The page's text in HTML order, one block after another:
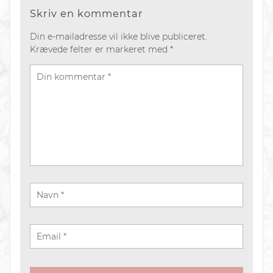
Skriv en kommentar
Din e-mailadresse vil ikke blive publiceret.
Krævede felter er markeret med *